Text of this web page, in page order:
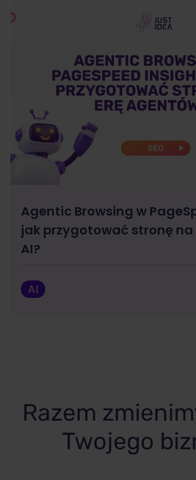
Agentic Browsing w
jak przygotować stronę
AI?
AI
Razem
Twojego